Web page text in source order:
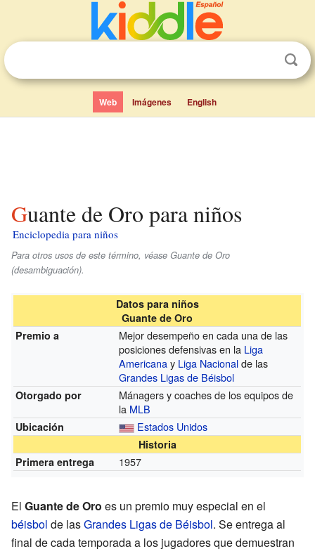
Web Imágenes English
Guante de Oro para niños
Enciclopedia para niños
Para otros usos de este término, véase Guante de Oro
(desambiguación).
Datos para niños
Guante de Oro
Premio a
Mejor desempeño en cada una de las
posiciones defensivas en la Liga
Americanay Liga Nacionalde las
Grandes Ligas de Béisbol
Otorgado por
Mánagers y coaches de los equipos de
la MLB
Ubicación Estados Unidos
Historia
Primera entrega
1957
El Guante de Oro es un premio muy especial en el
béisbol de lasGrandes Ligas de Béisbol. Se entrega al
final de cada temporada a los jugadores que demuestran